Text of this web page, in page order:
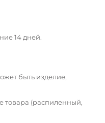
14 дней.
быть изделие,
товара (распиленный,